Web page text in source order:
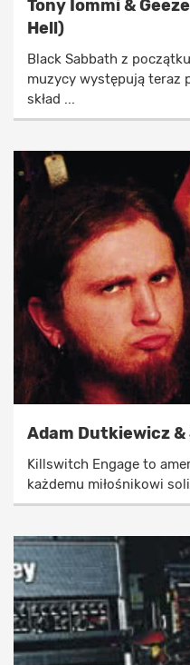
Tony Iommi &
Hell)
Black Sabbath z
muzycy występują teraz
skład ...
Adam Dutkiewicz
Killswitch Engage to
każdemu miłośnikowi